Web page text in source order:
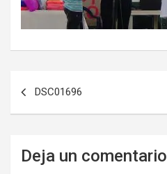
DSC01696
Deja un comentario